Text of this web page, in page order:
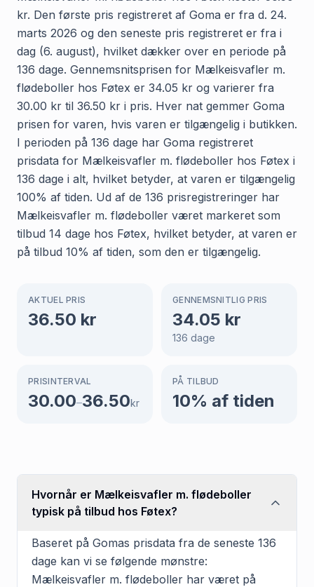
kr. Den første pris registreret af Goma er fra d. 24.
marts 2026 og den seneste pris registreret er fra i
dag (6. august), hvilket dækker over en periode på
136 dage. Gennemsnitsprisen for Mælkeisvafler m.
flødeboller hos Føtex er 34.05 kr og varierer fra
30.00 kr til 36.50 kr i pris. Hver nat gemmer Goma
prisen for varen, hvis varen er tilgængelig i butikken.
I perioden på 136 dage har Goma registreret
prisdata for Mælkeisvafler m. flødeboller hos Føtex i
136 dage i alt, hvilket betyder, at varen er tilgængelig
100% af tiden. Ud af de 136 prisregistreringer har
Mælkeisvafler m. flødeboller været markeret som
tilbud 14 dage hos Føtex, hvilket betyder, at varen er
på tilbud 10% af tiden, som den er tilgængelig.
AKTUEL PRIS
36.50 kr
GENNEMSNITLIG PRIS
34.05 kr
136 dage
PRISINTERVAL
30.00–36.50kr
PÅ TILBUD
10% af tiden
Hvornår er Mælkeisvafler m. flødeboller
typisk på tilbud hos Føtex?
Baseret på Gomas prisdata fra de seneste 136
dage kan vi se følgende mønstre:
Mælkeisvafler m. flødeboller har været på